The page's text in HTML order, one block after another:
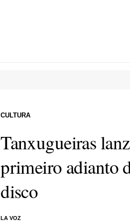
Tanxugueiras
primeiro adianto
disco
LA VOZ
CULTURA